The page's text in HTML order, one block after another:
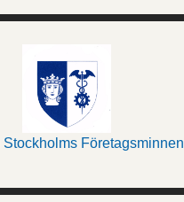
Stockholms Företagsminnen